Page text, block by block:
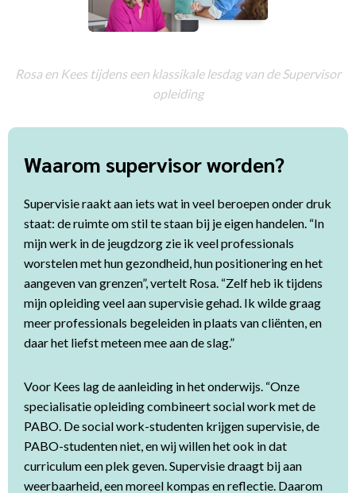
Rosa en Kees tijdens een klassikale lesdag van de Supervisor
opleiding
Waarom supervisor worden?
Supervisie raakt aan iets wat in veel beroepen onder druk
staat: de ruimte om stil te staan bij je eigen handelen. “In
mijn werk in de jeugdzorg zie ik veel professionals
worstelen met hun gezondheid, hun positionering en het
aangeven van grenzen”, vertelt Rosa. “Zelf heb ik tijdens
mijn opleiding veel aan supervisie gehad. Ik wilde graag
meer professionals begeleiden in plaats van cliënten, en
daar het liefst meteen mee aan de slag.”
Voor Kees lag de aanleiding in het onderwijs. “Onze
specialisatie opleiding combineert social work met de
PABO. De social work-studenten krijgen supervisie, de
PABO-studenten niet, en wij willen het ook in dat
curriculum een plek geven. Supervisie draagt bij aan
weerbaarheid, een moreel kompas en reflectie. Daarom